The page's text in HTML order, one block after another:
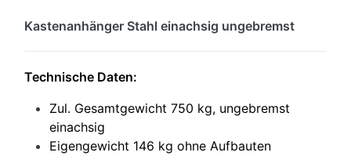
Kastenanhänger Stahl einachsig ungebremst
Technische Daten:
Zul. Gesamtgewicht 750 kg, ungebremst
einachsig
Eigengewicht 146 kg ohne Aufbauten